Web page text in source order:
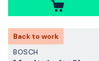
Back to work
BOSCH